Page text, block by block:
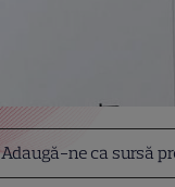
Adaugă-ne ca sursă